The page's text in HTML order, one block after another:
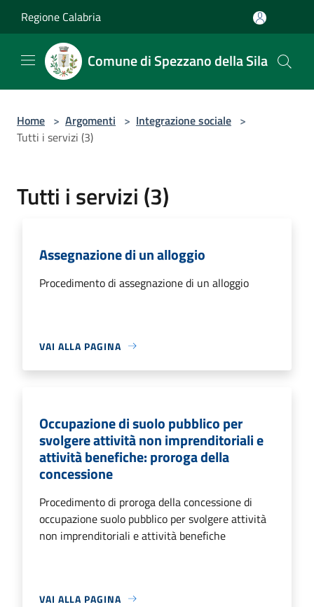
Regione Calabria
Comune di Spezzano della Sila
Home > Argomenti > Integrazione sociale >
Tutti i servizi (3)
Tutti i servizi (3)
Assegnazione di un alloggio
Procedimento di assegnazione di un alloggio
VAI ALLA PAGINA
Occupazione di suolo pubblico per
svolgere attività non imprenditoriali e
attività benefiche: proroga della
concessione
Procedimento di proroga della concessione di
occupazione suolo pubblico per svolgere attività
non imprenditoriali e attività benefiche
VAI ALLA PAGINA